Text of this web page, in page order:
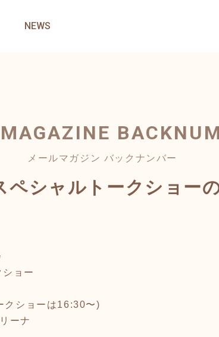
NEWS
メールマガジン バックナンバー
ペシャルトークショー
ョー
クショーは16:30〜)
ーナ